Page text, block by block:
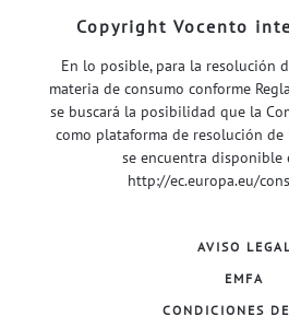
Copyright Vocento
En lo posible, para la resolución
materia de consumo conforme
se buscará la posibilidad que la
como plataforma de resolución
se encuentra disponible
http://ec.europa.eu/
AVISO
EMFA
CONDICIONES